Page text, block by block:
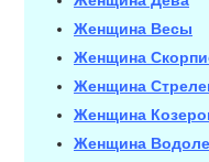
Женщина Весы
Женщина
Женщина
Женщина
Женщина